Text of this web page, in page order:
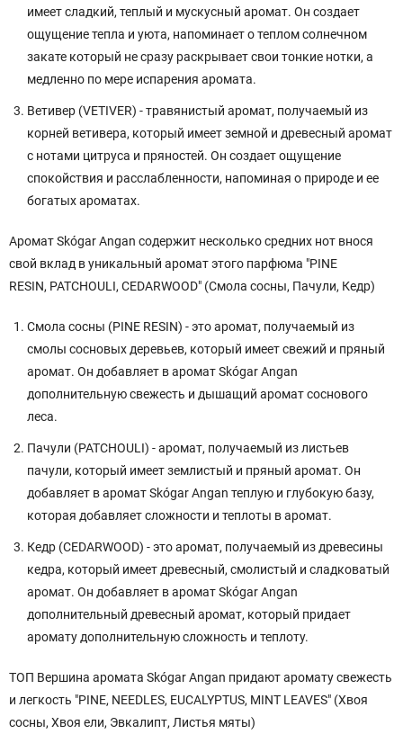
имеет сладкий, теплый и мускусный аромат. Он создает
ощущение тепла и уюта, напоминает о теплом солнечном
закате который не сразу раскрывает свои тонкие нотки, а
медленно по мере испарения аромата.
Ветивер (VETIVER) - травянистый аромат, получаемый из
корней ветивера, который имеет земной и древесный аромат
с нотами цитруса и пряностей. Он создает ощущение
спокойствия и расслабленности, напоминая о природе и ее
богатых ароматах.
Аромат Skógar Angan содержит несколько средних нот внося
свой вклад в уникальный аромат этого парфюма "PINE
RESIN, PATCHOULI, CEDARWOOD" (Смола сосны, Пачули, Кедр)
Смола сосны (PINE RESIN) - это аромат, получаемый из
смолы сосновых деревьев, который имеет свежий и пряный
аромат. Он добавляет в аромат Skógar Angan
дополнительную свежесть и дышащий аромат соснового
леса.
Пачули (PATCHOULI) - аромат, получаемый из листьев
пачули, который имеет землистый и пряный аромат. Он
добавляет в аромат Skógar Angan теплую и глубокую базу,
которая добавляет сложности и теплоты в аромат.
Кедр (CEDARWOOD) - это аромат, получаемый из древесины
кедра, который имеет древесный, смолистый и сладковатый
аромат. Он добавляет в аромат Skógar Angan
дополнительный древесный аромат, который придает
аромату дополнительную сложность и теплоту.
ТОП Вершина аромата Skógar Angan придают аромату свежесть
и легкость "PINE, NEEDLES, EUCALYPTUS, MINT LEAVES" (Хвоя
сосны, Хвоя ели, Эвкалипт, Листья мяты)